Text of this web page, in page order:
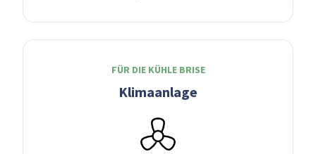
FÜR DIE KÜHLE BRISE
Klimaanlage